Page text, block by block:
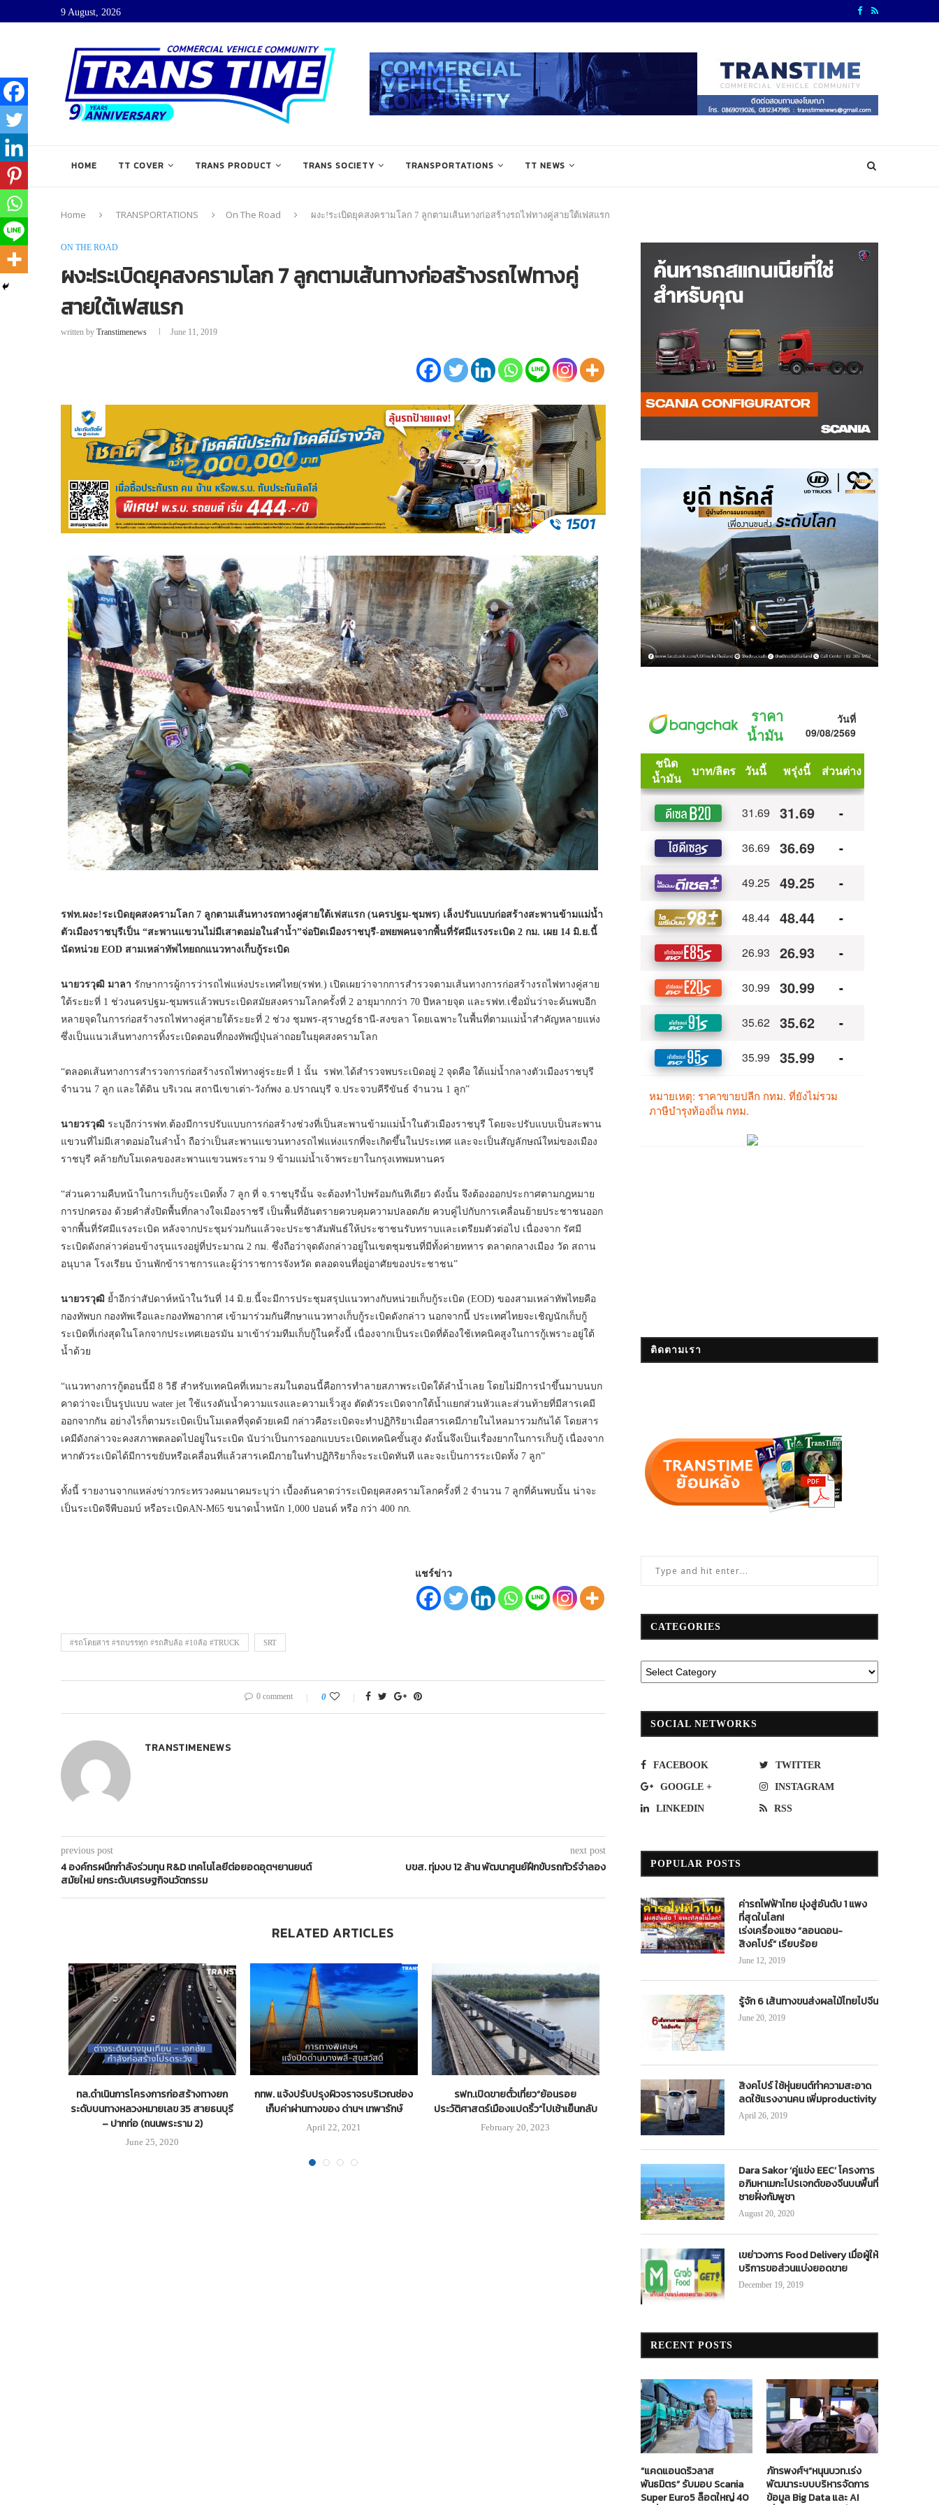
9 August, 2026
HOME TT COVER TRANS PRODUCT TRANS SOCIETY TRANSPORTATIONS TT NEWS
Home TRANSPORTATIONS On The Road ผงะ!ระเบิดยุคสงครามโลก 7 ลูกตามเส้นทางก่อสร้างรถไฟทางคู่สายใต้เฟสแรก
ON THE ROAD
ผงะ!ระเบิดยุคสงครามโลก 7 ลูกตามเส้นทางก่อสร้างรถไฟทางคู่
สายใต้เฟสแรก
written by Transtimenews June 11, 2019
รฟท.ผงะ!ระเบิดยุคสงครามโลก 7 ลูกตามเส้นทางรถทางคู่สายใต้เฟสแรก (นครปฐม-ชุมพร) เล็งปรับแบบก่อสร้างสะพานข้ามแม่น้ำ
ตัวเมืองราชบุรีเป็น “สะพานแขวนไม่มีเสาตอม่อในลำน้ำ”จ่อปิดเมืองราชบุรี-อพยพคนจากพื้นที่รัศมีแรงระเบิด 2 กม. เผย 14 มิ.ย.นี้
นัดหน่วย EOD สามเหล่าทัพไทยถกแนวทางเก็บกู้ระเบิด
นายวรวุฒิ มาลา รักษาการผู้การว่ารถไฟแห่งประเทศไทย(รฟท.) เปิดเผยว่าจากการสำรวจตามเส้นทางการก่อสร้างรถไฟทางคู่สาย
ใต้ระยะที่ 1 ช่วงนครปฐม-ชุมพรแล้วพบระเบิดสมัยสงครามโลกครั้งที่ 2 อายุมากกว่า 70 ปีหลายจุด และรฟท.เชื่อมั่นว่าจะค้นพบอีก
หลายจุดในการก่อสร้างรถไฟทางคู่สายใต้ระยะที่ 2 ช่วง ชุมพร-สุราษฎร์ธานี-สงขลา โดยเฉพาะในพื้นที่ตามแม่น้ำสำคัญหลายแห่ง
ซึ่งเป็นแนวเส้นทางการทิ้งระเบิดตอนที่กองทัพญี่ปุ่นล่าถอยในยุคสงครามโลก
“ตลอดเส้นทางการสำรวจการก่อสร้างรถไฟทางคู่ระยะที่ 1 นั้น รฟท.ได้สำรวจพบระเบิดอยู่ 2 จุดคือ ใต้แม่น้ำกลางตัวเมืองราชบุรี
จำนวน 7 ลูก และใต้ดิน บริเวณ สถานีเขาเต่า-วังก์พง อ.ปราณบุรี จ.ประจวบคีรีขันธ์ จำนวน 1 ลูก”
นายวรวุฒิ ระบุอีกว่ารฟท.ต้องมีการปรับแบบการก่อสร้างช่วงที่เป็นสะพานข้ามแม่น้ำในตัวเมืองราชบุรี โดยจะปรับแบบเป็นสะพาน
แขวนที่ไม่มีเสาตอม่อในลำน้ำ ถือว่าเป็นสะพานแขวนทางรถไฟแห่งแรกที่จะเกิดขึ้นในประเทศ และจะเป็นสัญลักษณ์ใหม่ของเมือง
ราชบุรี คล้ายกับโมเดลของสะพานแขวนพระราม 9 ข้ามแม่น้ำเจ้าพระยาในกรุงเทพมหานคร
“ส่วนความคืบหน้าในการเก็บกู้ระเบิดทั้ง 7 ลูก ที่ จ.ราชบุรีนั้น จะต้องทำไปพร้อมกันทีเดียว ดังนั้น จึงต้องออกประกาศตามกฎหมาย
การปกครอง ด้วยคำสั่งปิดพื้นที่กลางใจเมืองราชรี เป็นพื้นที่อันตรายควบคุมความปลอดภัย ควบคู่ไปกับการเคลื่อนย้ายประชาชนออก
จากพื้นที่รัศมีแรงระเบิด หลังจากประชุมร่วมกันแล้วจะประชาสัมพันธ์ให้ประชาชนรับทราบและเตรียมตัวต่อไป เนื่องจาก รัศมี
ระเบิดดังกล่าวค่อนข้างรุนแรงอยู่ที่ประมาณ 2 กม. ซึ่งถือว่าจุดดังกล่าวอยู่ในเขตชุมชนที่มีทั้งค่ายทหาร ตลาดกลางเมือง วัด สถาน
อนุบาล โรงเรียน บ้านพักข้าราชการและผู้ว่าราชการจังหวัด ตลอดจนที่อยู่อาศัยของประชาชน”
นายวรวุฒิ ย้ำอีกว่าสัปดาห์หน้าในวันที่ 14 มิ.ย.นี้จะมีการประชุมสรุปแนวทางกับหน่วยเก็บกู้ระเบิด (EOD) ของสามเหล่าทัพไทยคือ
กองทัพบก กองทัพเรือและกองทัพอากาศ เข้ามาร่วมกันศึกษาแนวทางเก็บกู้ระเบิดดังกล่าว นอกจากนี้ ประเทศไทยจะเชิญนักเก็บกู้
ระเบิดที่เก่งสุดในโลกจากประเทศเยอรมัน มาเข้าร่วมทีมเก็บกู้ในครั้งนี้ เนื่องจากเป็นระเบิดที่ต้องใช้เทคนิคสูงในการกู้เพราะอยู่ใต้
น้ำด้วย
“แนวทางการกู้ตอนนี้มี 8 วิธี สำหรับเทคนิคที่เหมาะสมในตอนนี้คือการทำลายสภาพระเบิดใต้ลำน้ำเลย โดยไม่มีการนำขึ้นมาบนบก
คาดว่าจะเป็นรูปแบบ water jet ใช้แรงดันน้ำความแรงและความเร็วสูง ตัดตัวระเบิดจากใต้น้ำแยกส่วนหัวและส่วนท้ายที่มีสารเคมี
ออกจากกัน อย่างไรก็ตามระเบิดเป็นโมเดลที่จุดด้วยเคมี กล่าวคือระเบิดจะทำปฏิกิริยาเมื่อสารเคมีภายในไหลมารวมกันได้ โดยสาร
เคมีดังกล่าวจะคงสภาพตลอดไปอยู่ในระเบิด นับว่าเป็นการออกแบบระเบิดเทคนิคขั้นสูง ดังนั้นจึงเป็นเรื่องยากในการเก็บกู้ เนื่องจาก
หากตัวระเบิดได้มีการขยับหรือเคลื่อนที่แล้วสารเคมีภายในทำปฏิกิริยาก็จะระเบิดทันที และจะเป็นการระเบิดทั้ง 7 ลูก”
ทั้งนี้ รายงานจากแหล่งข่าวกระทรวงคมนาคมระบุว่า เบื้องต้นคาดว่าระเบิดยุคสงครามโลกครั้งที่ 2 จำนวน 7 ลูกที่ค้นพบนั้น น่าจะ
เป็นระเบิดจีพีบอมบ์ หรือระเบิดAN-M65 ขนาดน้ำหนัก 1,000 ปอนด์ หรือ กว่า 400 กก.
แชร์ข่าว
#รถโดยสาร #รถบรรทุก #รถสิบล้อ #10ล้อ #TRUCK SRT
0 comment 0
TRANSTIMENEWS
previous post
4 องค์กรผนึกกำลังร่วมทุน R&D เทคโนโลยีต่อยอดอุตฯยานยนต์
สมัยใหม่ ยกระดับเศรษฐกิจนวัตกรรม
next post
บขส. ทุ่มงบ 12 ล้าน พัฒนาศูนย์ฝึกขับรถทัวร์จำลอง
RELATED ARTICLES
ทล.ดำเนินการโครงการก่อสร้างทางยก
ระดับบนทางหลวงหมายเลข 35 สายธนบุรี
– ปากท่อ (ถนนพระราม 2)
June 25, 2020
กทพ. แจ้งปรับปรุงผิวจราจรบริเวณช่อง
เก็บค่าผ่านทางของ ด่านฯ เทพารักษ์
April 22, 2021
รฟท.เปิดขายตั๋วเที่ยว“ย้อนรอย
ประวัติศาสตร์เมืองแปดริ้ว”ไปเช้าเย็นกลับ
February 20, 2023
ฮีลใจใกล้กรุง! ชวนเที่ยว เขื่อนขุนด่าน
ปราการชล สัมผัสธรรมชาติกลางขุนเขา
นครนายก
เซฟไว้เลย! ทางเลี่ยง ช่วงเทศก
สงกรานต์ แบ่งเบาการจราจรบนส
ติดตามเรา
CATEGORIES
SOCIAL NETWORKS
FACEBOOK TWITTER
GOOGLE + INSTAGRAM
LINKEDIN RSS
POPULAR POSTS
ค่ารถไฟฟ้าไทย มุ่งสู่อันดับ 1 แพง
ที่สุดในโลก!
เร่งเครื่องแซง “ลอนดอน-
สิงคโปร์” เรียบร้อย
June 12, 2019
รู้จัก 6 เส้นทางขนส่งผลไม้ไทยไปจีน
June 20, 2019
สิงคโปร์ ใช้หุ่นยนต์ทำความสะอาด
ลดใช้แรงงานคน เพิ่มproductivity
April 26, 2019
Dara Sakor ‘คู่แข่ง EEC’ โครงการ
อภิมหาเมกะโปรเจกต์ของจีนบนพื้นที่
ชายฝั่งกัมพูชา
August 20, 2020
เขย่าวงการ Food Delivery เมื่อผู้ให้
บริการขอส่วนแบ่งยอดขาย
December 19, 2019
RECENT POSTS
“แคดแอนดริวลาส
พันธมิตร” รับมอบ Scania
Super Euro5 ล็อตใหญ่ 40
ภัทรพงศ์ฯ”หนุนบวท.เร่ง
พัฒนาระบบบริหารจัดการ
ข้อมูล Big Data และ AI